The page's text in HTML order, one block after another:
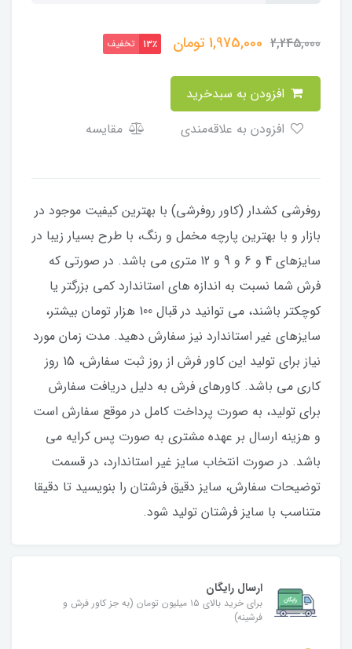
2,245,000
1,975,000تومان 13٪ تخفیف
مقایسه
​​​​روفرشی کشدار (کاور روفرشی) با بهترین کیفیت موجود در
بازار و با بهترین پارچه مخمل و رنگ، با طرح بسیار زیبا در
سایزهای 4 و 6 و 9 و 12 متری می باشد. در صورتی که
فرش شما نسبت به اندازه های استاندارد کمی بزرگتر یا
کوچکتر باشند، می توانید در قبال 100 هزار تومان بیشتر،
سایزهای غیر استاندارد نیز سفارش دهید. مدت زمان مورد
نیاز برای تولید این کاور فرش از روز ثبت سفارش، 15 روز
کاری می باشد. کاورهای فرش به دلیل دریافت سفارش
برای تولید، به صورت پرداخت کامل در موقع سفارش است
و هزینه ارسال بر عهده مشتری به صورت پس کرایه می
باشد. در صورت انتخاب سایز غیر استاندارد، در قسمت
توضیحات سفارش، سایز دقیق فرشتان را بنویسید تا دقیقا
متناسب با سایز فرشتان تولید شود.
ارسال رایگان
برای خرید بالای ۱۵ میلیون تومان (به جز کاور فرش و
فرشینه)